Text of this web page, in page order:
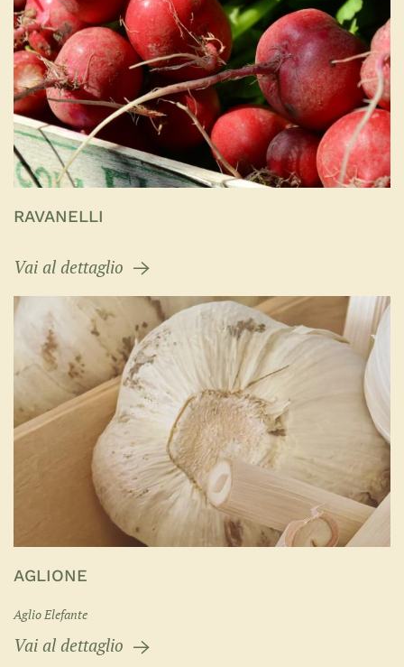
RAVANELLI
Vai al dettaglio
AGLIONE
Aglio Elefante
Vai al dettaglio